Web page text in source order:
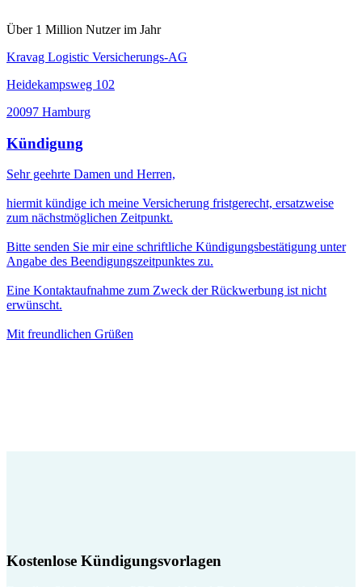
Über 1 Million Nutzer im Jahr
Kravag Logistic Versicherungs-AG
Heidekampsweg 102
20097 Hamburg
Kündigung
Sehr geehrte Damen und Herren,
hiermit kündige ich meine Versicherung fristgerecht, ersatzweise
zum nächstmöglichen Zeitpunkt.
Bitte senden Sie mir eine schriftliche Kündigungsbestätigung unter
Angabe des Beendigungszeitpunktes zu.
Eine Kontaktaufnahme zum Zweck der Rückwerbung ist nicht
erwünscht.
Mit freundlichen Grüßen
Kostenlose Kündigungsvorlagen